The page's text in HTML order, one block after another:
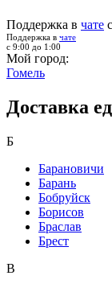
Поддержка в чате
Поддержка в чате
с 9:00 до 1:00
Мой город:
Гомель
Доставка
Б
Барановичи
Барань
Бобруйск
Борисов
Браслав
Брест
В